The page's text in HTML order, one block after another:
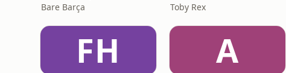
Bare Barça Toby Rex
FH A